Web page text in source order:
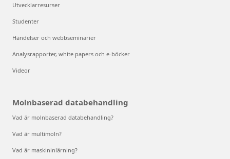
Utvecklarresurser
Studenter
Händelser och webbseminarier
Analysrapporter, white papers och e-böcker
Videor
Molnbaserad databehandling
Vad är molnbaserad databehandling?
Vad är multimoln?
Vad är maskininlärning?